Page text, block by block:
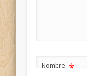
Nombre *